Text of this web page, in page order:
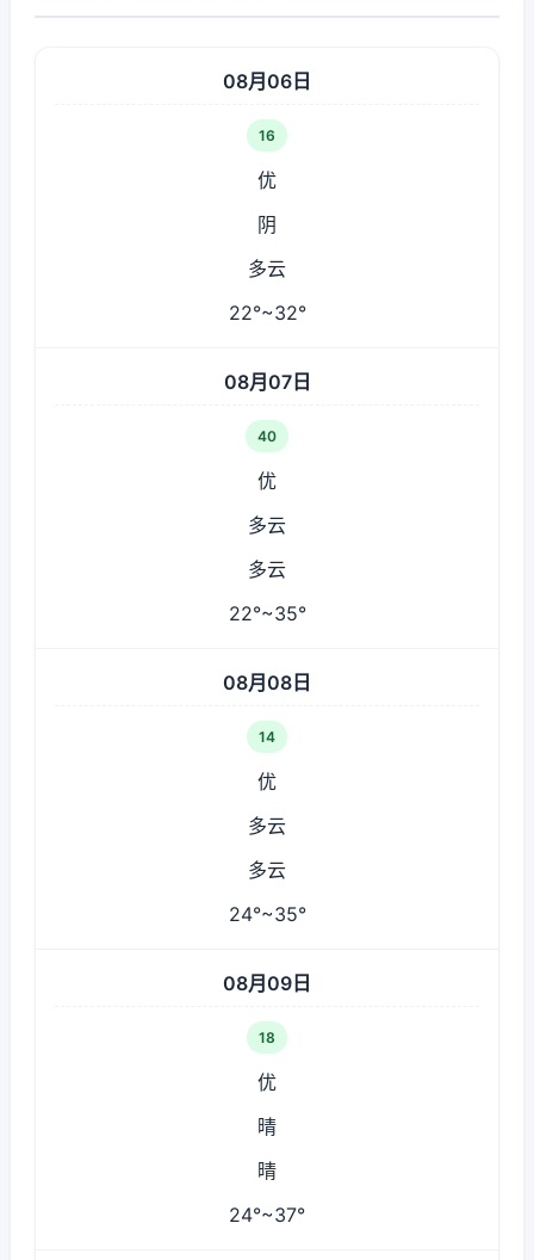
08月06日
16
优
阴
多云
22°~32°
08月07日
40
优
多云
多云
22°~35°
08月08日
14
优
多云
多云
24°~35°
08月09日
18
优
晴
晴
24°~37°